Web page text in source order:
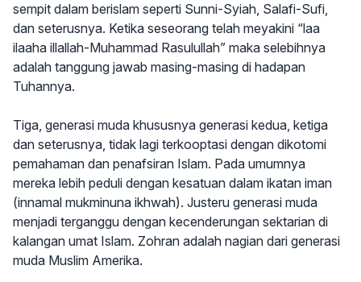
sempit dalam berislam seperti Sunni-Syiah, Salafi-Sufi,
dan seterusnya. Ketika seseorang telah meyakini “laa
ilaaha illallah-Muhammad Rasulullah” maka selebihnya
adalah tanggung jawab masing-masing di hadapan
Tuhannya.
Tiga, generasi muda khususnya generasi kedua, ketiga
dan seterusnya, tidak lagi terkooptasi dengan dikotomi
pemahaman dan penafsiran Islam. Pada umumnya
mereka lebih peduli dengan kesatuan dalam ikatan iman
(innamal mukminuna ikhwah). Justeru generasi muda
menjadi terganggu dengan kecenderungan sektarian di
kalangan umat Islam. Zohran adalah nagian dari generasi
muda Muslim Amerika.